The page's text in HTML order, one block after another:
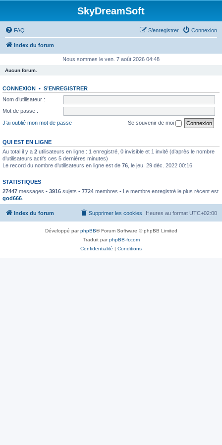
SkyDreamSoft
FAQ Connexion
S’enregistrer
Index du forum
Nous sommes le ven. 7 août 2026 04:48
Aucun forum.
CONNEXION • S’ENREGISTRER
Nom d’utilisateur :
Mot de passe :
J’ai oublié mon mot de passe
Se souvenir de moi
QUI EST EN LIGNE
Au total il y a 2 utilisateurs en ligne : 1 enregistré, 0 invisible et 1 invité (d’après le nombre
d’utilisateurs actifs ces 5 dernières minutes)
Le record du nombre d’utilisateurs en ligne est de 76 , le jeu. 29 déc. 2022 00:16
STATISTIQUES
27447 messages • 3916 sujets • 7724 membres • Le membre enregistré le plus récent est
god666
Index du forum Heures au format UTC+02:00
Supprimer les cookies
Développé parphpBB® Forum Software © phpBB Limited
Traduit parphpBB-fr.com
Confidentialité | Conditions